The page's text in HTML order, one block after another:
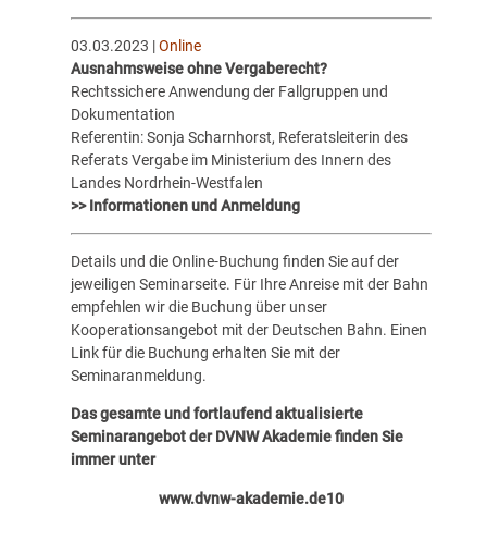
03.03.2023 |Online
Ausnahmsweise ohne Vergaberecht?
Rechtssichere Anwendung der Fallgruppen und
Dokumentation
Referentin: Sonja Scharnhorst, Referatsleiterin des
Referats Vergabe im Ministerium des Innern des
Landes Nordrhein-Westfalen
>> Informationen und Anmeldung
Details und die Online-Buchung finden Sie auf der
jeweiligen Seminarseite. Für Ihre Anreise mit der Bahn
empfehlen wir die Buchung über unser
Kooperationsangebot mit der Deutschen Bahn. Einen
Link für die Buchung erhalten Sie mit der
Seminaranmeldung.
Das gesamte und fortlaufend aktualisierte
Seminarangebot der DVNW Akademie finden Sie
immer unter
www.dvnw-akademie.de10